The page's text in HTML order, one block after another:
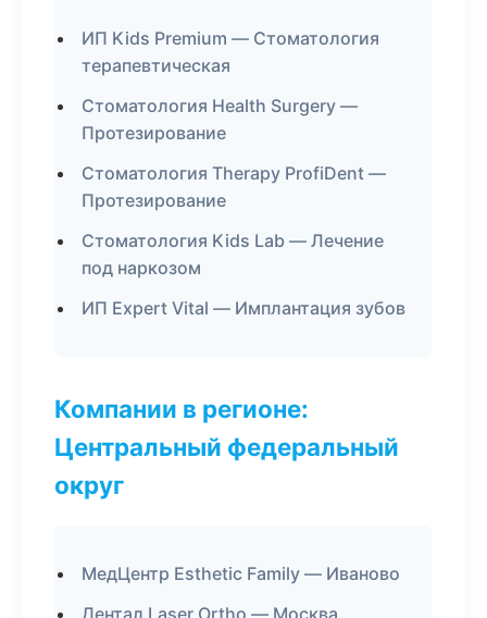
ИП Kids Premium — Стоматология
терапевтическая
Стоматология Health Surgery —
Протезирование
Стоматология Therapy ProfiDent —
Протезирование
Стоматология Kids Lab — Лечение
под наркозом
ИП Expert Vital — Имплантация зубов
Компании в регионе:
Центральный федеральный
округ
МедЦентр Esthetic Family — Иваново
Дентал Laser Ortho — Москва